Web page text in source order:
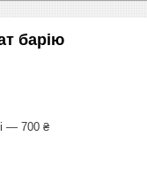
барію
— 700 ₴